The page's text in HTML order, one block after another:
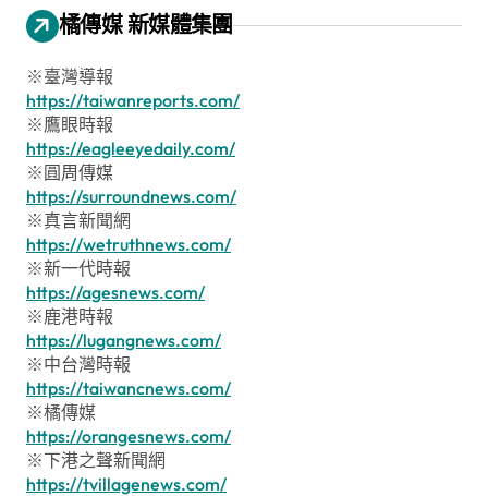
橘傳媒 新媒體集團
※臺灣導報
https://taiwanreports.com/
※鷹眼時報
https://eagleeyedaily.com/
※圓周傳媒
https://surroundnews.com/
※真言新聞網
https://wetruthnews.com/
※新一代時報
https://agesnews.com/
※鹿港時報
https://lugangnews.com/
※中台灣時報
https://taiwancnews.com/
※橘傳媒
https://orangesnews.com/
※下港之聲新聞網
https://tvillagenews.com/